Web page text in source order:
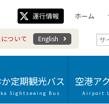
運行情報 ホーム
ついて English
定期観光バス
Sightseeing Bus
空港ア
Airport